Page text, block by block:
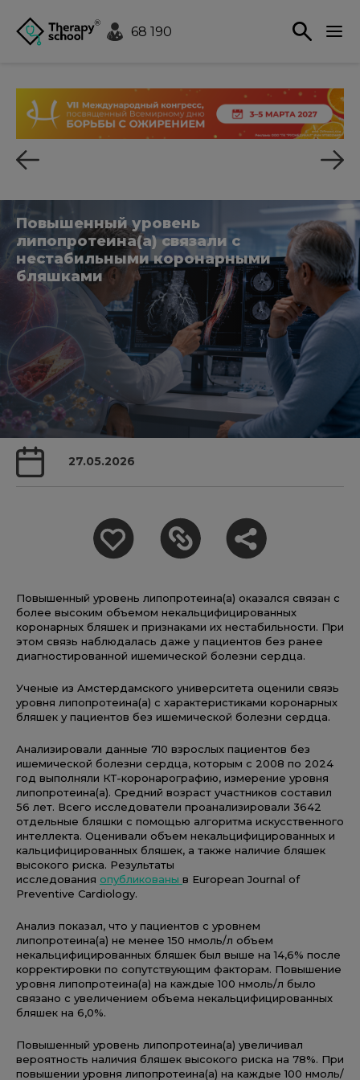
68 190
Повышенный уровень
липопротеина(a) связали с
нестабильными коронарными
бляшками
27.05.2026
Повышенный уровень липопротеина(a) оказался связан с
более высоким объемом некальцифицированных
коронарных бляшек и признаками их нестабильности. При
этом связь наблюдалась даже у пациентов без ранее
диагностированной ишемической болезни сердца.
Ученые из Амстердамского университета оценили связь
уровня липопротеина(a) с характеристиками коронарных
бляшек у пациентов без ишемической болезни сердца.
Анализировали данные 710 взрослых пациентов без
ишемической болезни сердца, которым с 2008 по 2024
год выполняли КТ-коронарографию, измерение уровня
липопротеина(a). Средний возраст участников составил
56 лет. Всего исследователи проанализировали 3642
отдельные бляшки с помощью алгоритма искусственного
интеллекта. Оценивали объем некальцифицированных и
кальцифицированных бляшек, а также наличие бляшек
высокого риска. Результаты
исследования опубликованы в European Journal of
Preventive Cardiology.
Анализ показал, что у пациентов с уровнем
липопротеина(a) не менее 150 нмоль/л объем
некальцифицированных бляшек был выше на 14,6% после
корректировки по сопутствующим факторам. Повышение
уровня липопротеина(a) на каждые 100 нмоль/л было
связано с увеличением объема некальцифицированных
бляшек на 6,0%.
Повышенный уровень липопротеина(a) увеличивал
вероятность наличия бляшек высокого риска на 78%. При
повышении уровня липопротеина(a) на каждые 100 нмоль/